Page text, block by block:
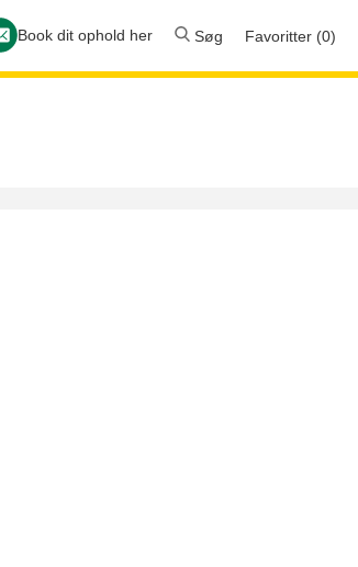
Book dit ophold her Søg Favoritter (0)